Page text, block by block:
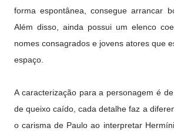
forma espontânea, consegue arrancar
Além disso, ainda possui um elenco
nomes consagrados e jovens atores que
espaço.
A caracterização para a personagem é
de queixo caído, cada detalhe faz a
o carisma de Paulo ao interpretar